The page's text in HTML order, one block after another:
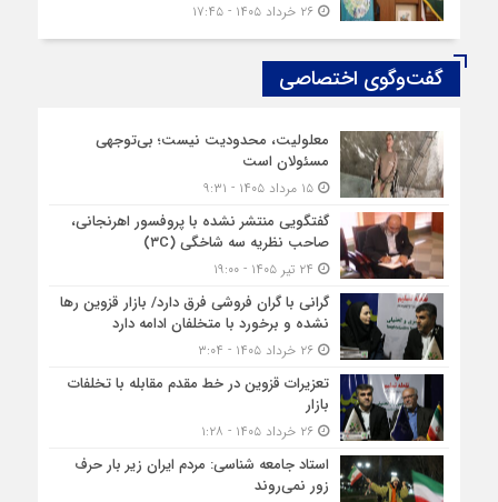
۲۶ خرداد ۱۴۰۵ - ۱۷:۴۵
گفت‌وگوی اختصاصی
معلولیت، محدودیت نیست؛ بی‌توجهی
مسئولان است
۱۵ مرداد ۱۴۰۵ - ۹:۳۱
گفتگویی منتشر نشده با پروفسور اهرنجانی،
صاحب نظریه سه‌ شاخگی (۳C)
گرانی با گران‌ فروشی فرق دارد/ بازار قزوین رها
نشده و برخورد با متخلفان ادامه دارد
۲۶ خرداد ۱۴۰۵ - ۳:۰۴
تعزیرات قزوین در خط مقدم مقابله با تخلفات
بازار
۲۶ خرداد ۱۴۰۵ - ۱:۲۸
استاد جامعه شناسی: مردم ایران زیر بار حرف
زور نمی‌روند